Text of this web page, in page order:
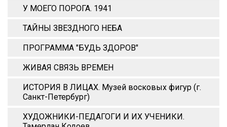
У МОЕГО ПОРОГА. 1941
ТАЙНЫ ЗВЕЗДНОГО НЕБА
ПРОГРАММА "БУДЬ ЗДОРОВ"
ЖИВАЯ СВЯЗЬ ВРЕМЕН
ИСТОРИЯ В ЛИЦАХ. Музей восковых фигур (г.
Санкт-Петербург)
ХУДОЖНИКИ-ПЕДАГОГИ И ИХ УЧЕНИКИ.